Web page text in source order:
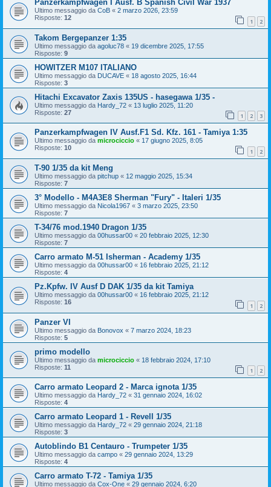
Panzerkampfwagen I Ausf. B Spanish Civil War 1937
Ultimo messaggio da CoB « 2 marzo 2026, 23:59
Risposte: 12 1 2
Takom Bergepanzer 1:35
Ultimo messaggio da agoluc78 « 19 dicembre 2025, 17:55
Risposte: 9
HOWITZER M107 ITALIANO
Ultimo messaggio da DUCAVE « 18 agosto 2025, 16:44
Risposte: 3
Hitachi Excavator Zaxis 135US - hasegawa 1/35 -
Ultimo messaggio da Hardy_72 « 13 luglio 2025, 11:20
Risposte: 27 1 2 3
Panzerkampfwagen IV Ausf.F1 Sd. Kfz. 161 - Tamiya 1:35
Ultimo messaggio da microciccio « 17 giugno 2025, 8:05
Risposte: 10 1 2
T-90 1/35 da kit Meng
Ultimo messaggio da pitchup « 12 maggio 2025, 15:34
Risposte: 7
3° Modello - M4A3E8 Sherman "Fury" - Italeri 1/35
Ultimo messaggio da Nicola1967 « 3 marzo 2025, 23:50
Risposte: 7
T-34/76 mod.1940 Dragon 1/35
Ultimo messaggio da 00hussar00 « 20 febbraio 2025, 12:30
Risposte: 7
Carro armato M-51 Isherman - Academy 1/35
Ultimo messaggio da 00hussar00 « 16 febbraio 2025, 21:12
Risposte: 4
Pz.Kpfw. IV Ausf D DAK 1/35 da kit Tamiya
Ultimo messaggio da 00hussar00 « 16 febbraio 2025, 21:12
Risposte: 16 1 2
Panzer VI
Ultimo messaggio da Bonovox « 7 marzo 2024, 18:23
Risposte: 5
primo modello
Ultimo messaggio da microciccio « 18 febbraio 2024, 17:10
Risposte: 11 1 2
Carro armato Leopard 2 - Marca ignota 1/35
Ultimo messaggio da Hardy_72 « 31 gennaio 2024, 16:02
Risposte: 4
Carro armato Leopard 1 - Revell 1/35
Ultimo messaggio da Hardy_72 « 29 gennaio 2024, 21:18
Risposte: 3
Autoblindo B1 Centauro - Trumpeter 1/35
Ultimo messaggio da campo « 29 gennaio 2024, 13:29
Risposte: 4
Carro armato T-72 - Tamiya 1/35
Ultimo messaggio da Cox-One « 29 gennaio 2024, 6:20